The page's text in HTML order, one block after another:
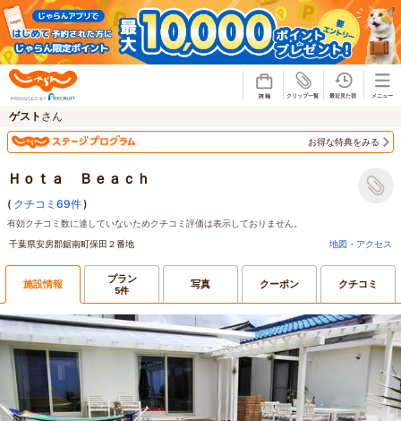
ゲスト さん
お得な特典をみる
Ｈｏｔａ Ｂｅａｃｈ
( クチコミ69件)
有効クチコミ数に達していないためクチコミ評価は表示しておりません。
千葉県安房郡鋸南町保田２番地
地図・アクセス
施設情報 プラン
5件 写真 クーポン クチコミ